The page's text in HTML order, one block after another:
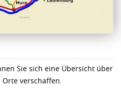
Sie sich eine Übersicht über
verschaffen.